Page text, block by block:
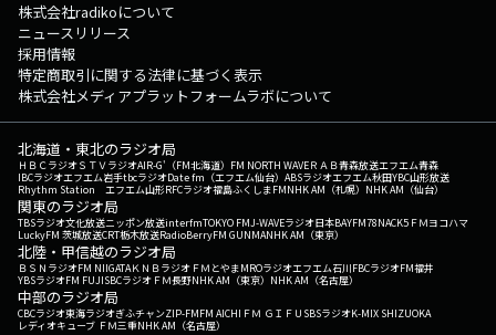
株式会社radikoについて
ニュースリリース
採用情報
特定商取引に関する法律に基づく表示
株式会社メディアプラットフォームラボについて
北海道・東北のラジオ局
ＨＢＣラジオＳＴＶラジオAIR-G'（FM北海道） FM NORTH WAVEＲＡＢ青森放送エフエム青森
IBCラジオエフエム岩手tbcラジオDate fm（エフエム仙台） ABSラジオエフエム秋田YBC山形放送
Rhythm Station エフエム山形RFCラジオ福島ふくしまFMNHK AM（札幌） NHK AM（仙台）
関東のラジオ局
TBSラジオ文化放送ニッポン放送interfmTOKYO FMJ-WAVEラジオ日本BAYFM78NACK5 ＦＭヨコハマ
LuckyFM 茨城放送CRT栃木放送RadioBerryFM GUNMANHK AM（東京）
北陸・甲信越のラジオ局
ＢＳＮラジオFM NIIGATAＫＮＢラジオ ＦＭとやまMROラジオエフエム石川FBCラジオFM福井
YBSラジオFM FUJISBCラジオ ＦＭ長野NHK AM（東京） NHK AM（名古屋）
中部のラジオ局
CBCラジオ東海ラジオぎふチャンZIP-FMFM AICHI ＦＭ ＧＩＦＵ SBSラジオK-MIX SHIZUOKA
レディオキューブ ＦＭ三重NHK AM（名古屋）